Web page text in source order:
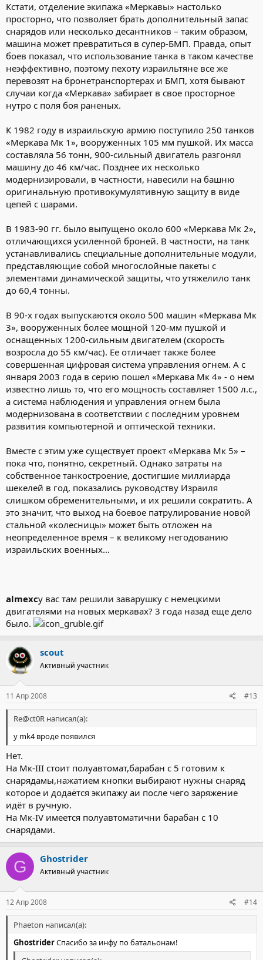
Кстати, отделение экипажа «Меркавы» настолько
просторно, что позволяет брать дополнительный запас
снарядов или несколько десантников – таким образом,
машина может превратиться в супер-БМП. Правда, опыт
боев показал, что использование танка в таком качестве
неэффективно, поэтому пехоту израильтяне все же
перевозят на бронетранспортерах и БМП, хотя бывают
случаи когда «Меркава» забирает в свое просторное
нутро с поля боя раненых.
К 1982 году в израильскую армию поступило 250 танков
«Меркава Мк 1», вооруженных 105 мм пушкой. Их масса
составляла 56 тонн, 900-сильный двигатель разгонял
машину до 46 км/час. Позднее их несколько
модернизировали, в частности, навесили на башню
оригинальную противокумулятивную защиту в виде
цепей с шарами.
В 1983-90 гг. было выпущено около 600 «Меркава Мк 2»,
отличающихся усиленной броней. В частности, на танк
устанавливались специальные дополнительные модули,
представляющие собой многослойные пакеты с
элементами динамической защиты, что утяжелило танк
до 60,4 тонны.
В 90-х годах выпускаются около 500 машин «Меркава Мк
3», вооруженных более мощной 120-мм пушкой и
оснащенных 1200-сильным двигателем (скорость
возросла до 55 км/час). Ее отличает также более
совершенная цифровая система управления огнем. А с
января 2003 года в серию пошел «Меркава Мк 4» - о нем
известно лишь то, что его мощность составляет 1500 л.с.,
а система наблюдения и управления огнем была
модернизована в соответствии с последним уровнем
развития компьютерной и оптической техники.
Вместе с этим уже существует проект «Меркава Мк 5» –
пока что, понятно, секретный. Однако затраты на
собственное танкостроение, достигшие миллиарда
шекелей в год, показались руководству Израиля
слишком обременительными, и их решили сократить. А
это значит, что выход на боевое патрулирование новой
стальной «колесницы» может быть отложен на
неопределенное время – к великому негодованию
израильских военных…
almexcу вас там решили заварушку с немецкими
двигателями на новых меркавах? 3 года назад еще дело
было.
scout
Активный участник
11 Апр 2008 #13
Re@ct0R написал(а):
у mk4 вроде появился
Нет.
На Мк-III стоит полуавтомат,барабан с 5 готовим к
снарядамы,нажатием кнопки выбирают нужны снаряд
которое и додаётся экипажу аи после чего заряжение
идёт в ручную.
На Мк-IV имеется полуавтоматични барабан с 10
снарядами.
G Ghostrider
Активный участник
12 Апр 2008 #14
Phaeton написал(а):
GhostriderСпасибо за инфу по батальонам!